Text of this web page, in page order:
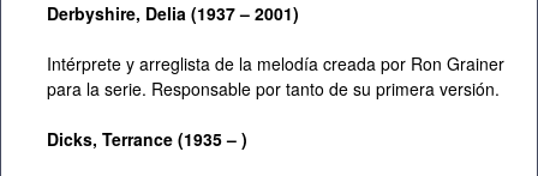
Derbyshire, Delia (1937 – 2001)
Intérprete y arreglista de la melodía creada por Ron Grainer
para la serie. Responsable por tanto de su primera versión.
Dicks, Terrance (1935 – )